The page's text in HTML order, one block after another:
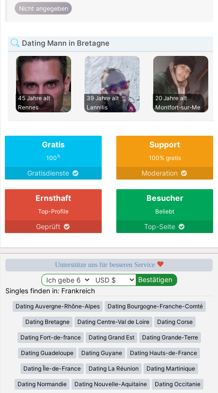
Nicht angegeben
Dating Mann in Bretagne
45 Jahre alt
Rennes
39 Jahre alt
Lannilis
20 Jahre alt
Montfort-sur-Me
Gratis
100%
Gratisdienste
Support
100% gratis
Moderation
Ernsthaft
Top-Profile
Geprüft
Besucher
Beliebt
Top-Seite
Unterstütze uns für besseren Service
Singles finden in: Frankreich
Dating Auvergne-Rhône-Alpes Dating Bourgogne-Franche-Comté
Dating Bretagne Dating Centre-Val de Loire Dating Corse
Dating Fort-de-france Dating Grand Est Dating Grande-Terre
Dating Guadeloupe Dating Guyane Dating Hauts-de-France
Dating Île-de-France Dating La Réunion Dating Martinique
Dating Normandie Dating Nouvelle-Aquitaine Dating Occitanie